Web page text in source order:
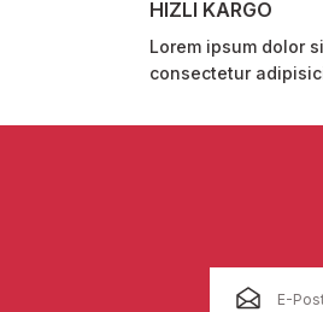
Bu ürüne benzer farklı
HIZLI KARGO
Lorem ipsum dolor
consectetur